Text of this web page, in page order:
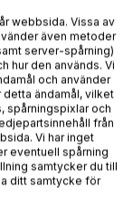
utan att
trasig och han
det svårt
som
webbsida. Vissa av
även metoder
server-spårning)
hur den används. Vi
och använder
ändamål, vilket
spårningspixlar och
från
Vi har inget
eventuell spårning
samtycker du till
ditt samtycke för